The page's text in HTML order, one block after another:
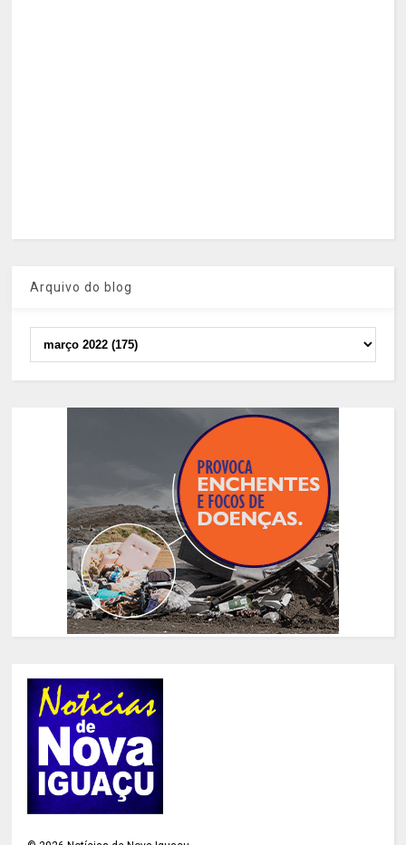
Arquivo do blog